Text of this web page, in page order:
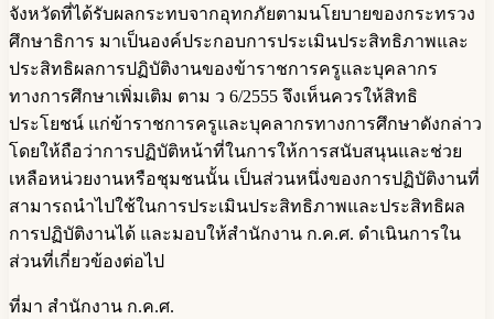
จังหวัดที่ได้รับผลกระทบจากอุทกภัยตามนโยบายของกระทรวง
ศึกษาธิการ มาเป็นองค์ประกอบการประเมินประสิทธิภาพและ
ประสิทธิผลการปฏิบัติงานของข้าราชการครูและบุคลากร
ทางการศึกษาเพิ่มเติม ตาม ว 6/2555 จึงเห็นควรให้สิทธิ
ประโยชน์ แก่ข้าราชการครูและบุคลากรทางการศึกษาดังกล่าว
โดยให้ถือว่าการปฏิบัติหน้าที่ในการให้การสนับสนุนและช่วย
เหลือหน่วยงานหรือชุมชนนั้น เป็นส่วนหนึ่งของการปฏิบัติงานที่
สามารถนำไปใช้ในการประเมินประสิทธิภาพและประสิทธิผล
การปฏิบัติงานได้ และมอบให้สำนักงาน ก.ค.ศ. ดำเนินการใน
ส่วนที่เกี่ยวข้องต่อไป
ที่มา สำนักงาน ก.ค.ศ.